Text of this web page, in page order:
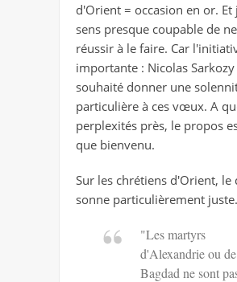
d'Orient = occasion en or. Et
sens presque coupable de
réussir à le faire. Car
importante : Nicolas Sarkozy
souhaité donner une
particulière à ces vœux. A
perplexités près, le propos
que bienvenu.
Sur les chrétiens d'Orient, le
sonne particulièrement juste.
"Les martyrs
d'Alexandrie ou de
Bagdad ne sont